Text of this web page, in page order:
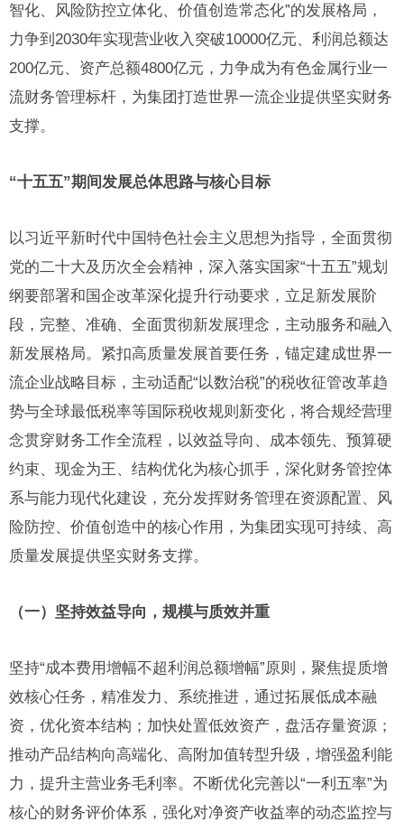
智化、风险防控立体化、价值创造常态化”的发展格局，
力争到2030年实现营业收入突破10000亿元、利润总额达
200亿元、资产总额4800亿元，力争成为有色金属行业一
流财务管理标杆，为集团打造世界一流企业提供坚实财务
支撑。
“十五五”期间发展总体思路与核心目标
以习近平新时代中国特色社会主义思想为指导，全面贯彻
党的二十大及历次全会精神，深入落实国家“十五五”规划
纲要部署和国企改革深化提升行动要求，立足新发展阶
段，完整、准确、全面贯彻新发展理念，主动服务和融入
新发展格局。紧扣高质量发展首要任务，锚定建成世界一
流企业战略目标，主动适配“以数治税”的税收征管改革趋
势与全球最低税率等国际税收规则新变化，将合规经营理
念贯穿财务工作全流程，以效益导向、成本领先、预算硬
约束、现金为王、结构优化为核心抓手，深化财务管控体
系与能力现代化建设，充分发挥财务管理在资源配置、风
险防控、价值创造中的核心作用，为集团实现可持续、高
质量发展提供坚实财务支撑。
（一）坚持效益导向，规模与质效并重
坚持“成本费用增幅不超利润总额增幅”原则，聚焦提质增
效核心任务，精准发力、系统推进，通过拓展低成本融
资，优化资本结构；加快处置低效资产，盘活存量资源；
推动产品结构向高端化、高附加值转型升级，增强盈利能
力，提升主营业务毛利率。不断优化完善以“一利五率”为
核心的财务评价体系，强化对净资产收益率的动态监控与